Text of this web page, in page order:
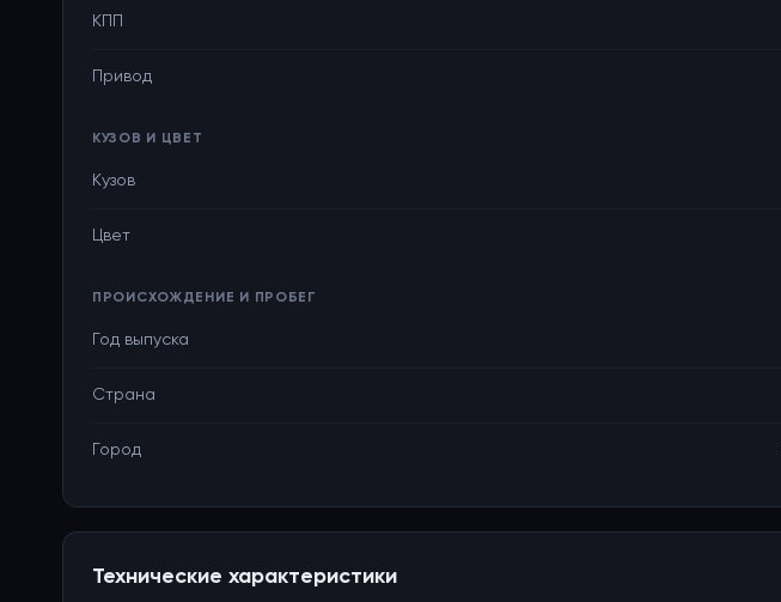
КПП
Привод
КУЗОВ И ЦВЕТ
Кузов
Цвет
ПРОИСХОЖДЕНИЕ И ПРОБЕГ
Год выпуска
Страна
Город
Технические характеристики